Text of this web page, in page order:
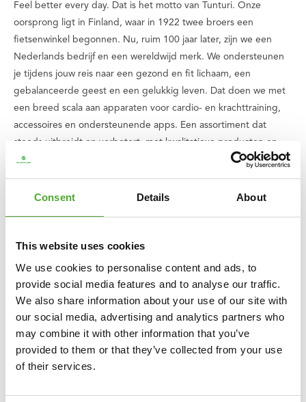
Consent Details About
This website uses cookies
We use cookies to personalise content and ads, to
provide social media features and to analyse our traffic.
We also share information about your use of our site with
our social media, advertising and analytics partners who
may combine it with other information that you’ve
provided to them or that they’ve collected from your use
of their services.
Feel better every day. Dat is het motto van Tunturi. Onze
oorsprong ligt in Finland, waar in 1922 twee broers een
fietsenwinkel begonnen. Nu, ruim 100 jaar later, zijn we een
Nederlands bedrijf en een wereldwijd merk. We ondersteunen
je tijdens jouw reis naar een gezond en fit lichaam, een
gebalanceerde geest en een gelukkig leven. Dat doen we met
een breed scala aan apparaten voor cardio- en krachttraining,
accessoires en ondersteunende apps. Een assortiment dat
steeds uitbreidt en verbetert, met kwalitatieve producten en
uitstekende garantie. Kom je ergens niet uit of heb je vragen?
Dan staat ons serviceteam voor je klaar.
die jij doet een bedrag aanstichting Fitkids
samen voor dat kinderen met een beperking een sport kunnen
beoefenen.
Overzicht specificaties:
○ Voor opslag van wall balls, kettlebells & halterschijven
○ Kleur: Zwart
○ Exclusief gewichten & balls
○ L:35 B:149 H:121 cm